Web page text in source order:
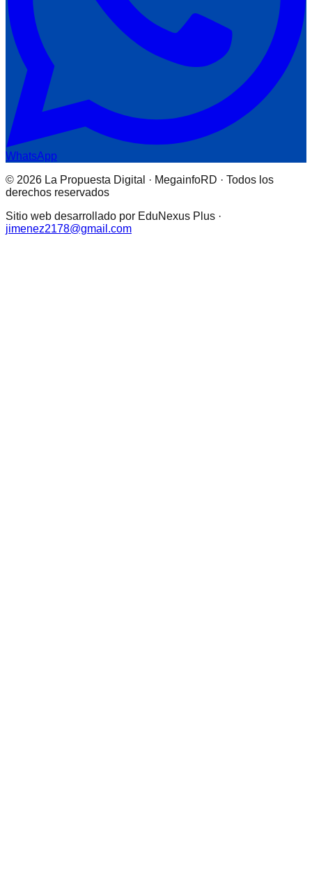
WhatsApp
© 2026 La Propuesta Digital · MegainfoRD · Todos los
derechos reservados
Sitio web desarrollado por EduNexus Plus ·
jimenez2178@gmail.com